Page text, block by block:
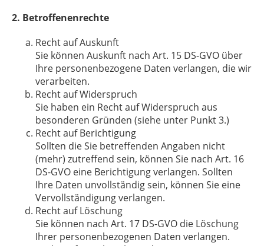
2. Betroffenenrechte
Recht auf Auskunft
Sie können Auskunft nach Art. 15 DS-GVO über
Ihre personenbezogene Daten verlangen, die wir
verarbeiten.
Recht auf Widerspruch
Sie haben ein Recht auf Widerspruch aus
besonderen Gründen (siehe unter Punkt 3.)
Recht auf Berichtigung
Sollten die Sie betreffenden Angaben nicht
(mehr) zutreffend sein, können Sie nach Art. 16
DS-GVO eine Berichtigung verlangen. Sollten
Ihre Daten unvollständig sein, können Sie eine
Vervollständigung verlangen.
Recht auf Löschung
Sie können nach Art. 17 DS-GVO die Löschung
Ihrer personenbezogenen Daten verlangen.